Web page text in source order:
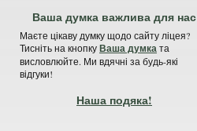
Ваша думка важлива для нас
Маєте цікаву думку щодо сайту ліцея?
Тисніть на кнопкуВаша думката
висловлюйте. Ми вдячні за будь-які
відгуки!
Наша подяка!